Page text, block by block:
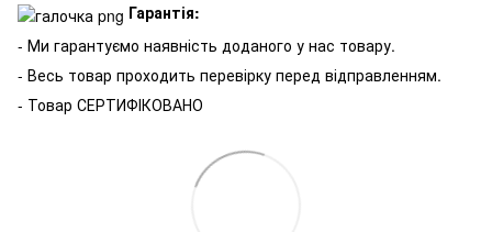
Гарантія:
- Ми гарантуємо наявність доданого у нас товару.
- Весь товар проходить перевірку перед відправленням.
- Товар СЕРТИФІКОВАНО